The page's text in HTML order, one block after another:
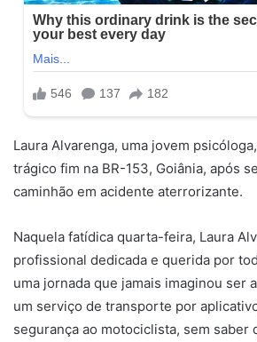
Laura Alvarenga, uma jovem
trágico fim na BR-153, Goiânia, após
caminhão em acidente aterrorizante.
Naquela fatídica quarta-feira, Laura
profissional dedicada e querida por
uma jornada que jamais imaginou ser
um serviço de transporte por
segurança ao motociclista, sem saber